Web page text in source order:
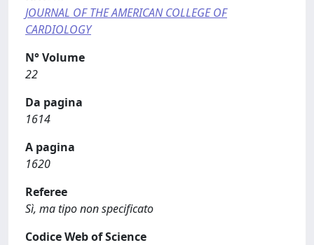
JOURNAL OF THE AMERICAN COLLEGE OF
CARDIOLOGY
N° Volume
22
Da pagina
1614
A pagina
1620
Referee
Sì, ma tipo non specificato
Codice Web of Science